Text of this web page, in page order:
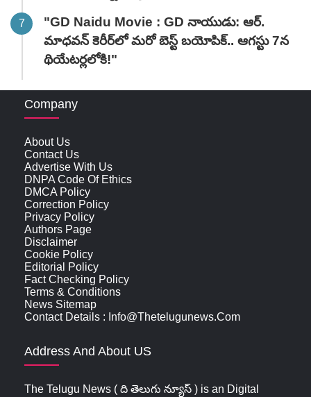
"GD Naidu Movie : GD నాయుడు: ఆర్.
మాధవన్‌ కెరీర్‌లో మరో బెస్ట్ బయోపిక్.. ఆగస్టు 7న
థియేటర్లలోకి!"
Company
About Us
Contact Us
Advertise With Us
DNPA Code Of Ethics
DMCA Policy
Correction Policy
Privacy Policy
Authors Page
Disclaimer
Cookie Policy
Editorial Policy
Fact Checking Policy
Terms & Conditions
News Sitemap
Contact Details : Info@thetelugunews.com
Address And About US
The Telugu News ( ది తెలుగు న్యూస్‌ ) is an Digital